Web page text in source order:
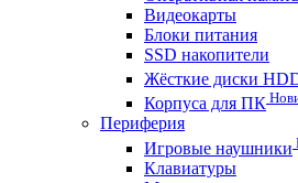
Видеокарты
Блоки питания
SSD накопители
Жёсткие диски
Корпуса для ПК
Периферия
Игровые наушники
Клавиатуры